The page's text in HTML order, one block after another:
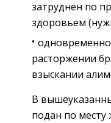
затруднен по
здоровьем
расторжении
взыскании
В
подан по месту